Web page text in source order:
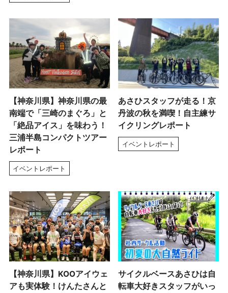
【神奈川県】神奈川県の最
南端で「三崎のまぐろ」と
「絶品アイス」を味わう！
三浦半島コンパクトツアー
レポート
イベントレポート
あさひスタッフが走る！京
丹波の秋を満喫！自主練サ
イクリングレポート
イベントレポート
【神奈川県】KOOアイウェ
アも実体験！けんたさんと
サイクルベースあさひは自
転車大好きスタッフがいっ